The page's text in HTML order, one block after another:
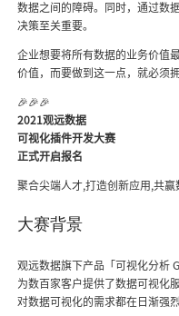
数据之间的障碍。同时，通过数
决策至关重要。
企业想要将所有数据的业务价值
价值，而要做到这一点，就必须
🎉🎉🎉
2021观远数据
可视化插件开发大赛
正式开启报名
聚合尖端人才,打造创新应用,共赢
大赛背景
观远数据旗下产品「可视化分析
为数百家客户提供了数据可视化
对数据可视化的需求都在日渐强烈